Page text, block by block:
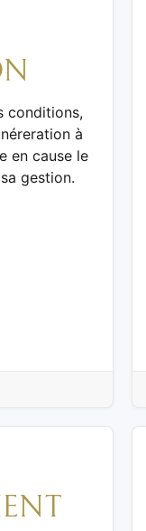
conditions,
à
en cause le
gestion.